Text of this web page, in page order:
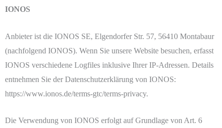
IONOS
Anbieter ist die IONOS SE, Elgendorfer Str. 57, 56410 Montabaur
(nachfolgend IONOS). Wenn Sie unsere Website besuchen, erfasst
IONOS verschiedene Logfiles inklusive Ihrer IP-Adressen. Details
entnehmen Sie der Datenschutzerklärung von IONOS:
https://www.ionos.de/terms-gtc/terms-privacy.
Die Verwendung von IONOS erfolgt auf Grundlage von Art. 6